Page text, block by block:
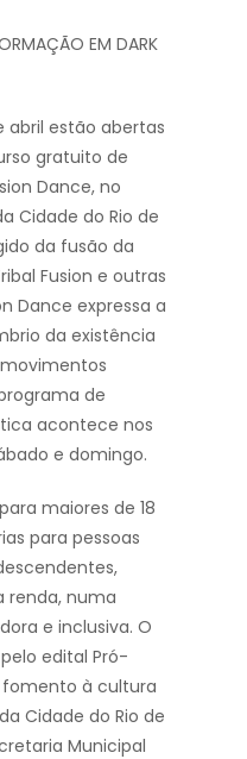
EM DARK
abril estão abertas
gratuito de
Dance, no
Cidade do Rio de
da fusão da
Fusion e outras
Dance expressa a
da existência
de
acontece nos
e domingo.
maiores de 18
para pessoas
renda, numa
e inclusiva. O
edital Pró-
à cultura
Cidade do Rio de
Municipal